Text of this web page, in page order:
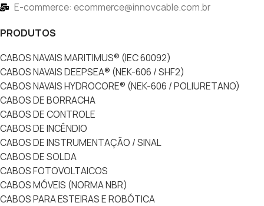
E-commerce: ecommerce@innovcable.com.br
PRODUTOS
CABOS NAVAIS MARITIMUS® (IEC 60092)
CABOS NAVAIS DEEPSEA® (NEK-606 / SHF2)
CABOS NAVAIS HYDROCORE® (NEK-606 / POLIURETANO)
CABOS DE BORRACHA
CABOS DE CONTROLE
CABOS DE INCÊNDIO
CABOS DE INSTRUMENTAÇÃO / SINAL
CABOS DE SOLDA
CABOS FOTOVOLTAICOS
CABOS MÓVEIS (NORMA NBR)
CABOS PARA ESTEIRAS E ROBÓTICA